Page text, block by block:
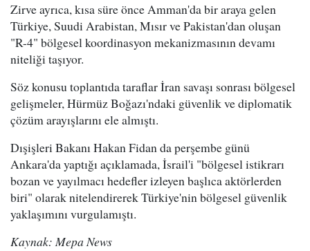
Zirve ayrıca, kısa süre önce Amman'da bir araya gelen
Türkiye, Suudi Arabistan, Mısır ve Pakistan'dan oluşan
"R-4" bölgesel koordinasyon mekanizmasının devamı
niteliği taşıyor.
Söz konusu toplantıda taraflar İran savaşı sonrası bölgesel
gelişmeler, Hürmüz Boğazı'ndaki güvenlik ve diplomatik
çözüm arayışlarını ele almıştı.
Dışişleri Bakanı Hakan Fidan da perşembe günü
Ankara'da yaptığı açıklamada, İsrail'i "bölgesel istikrarı
bozan ve yayılmacı hedefler izleyen başlıca aktörlerden
biri" olarak nitelendirerek Türkiye'nin bölgesel güvenlik
yaklaşımını vurgulamıştı.
Kaynak: Mepa News